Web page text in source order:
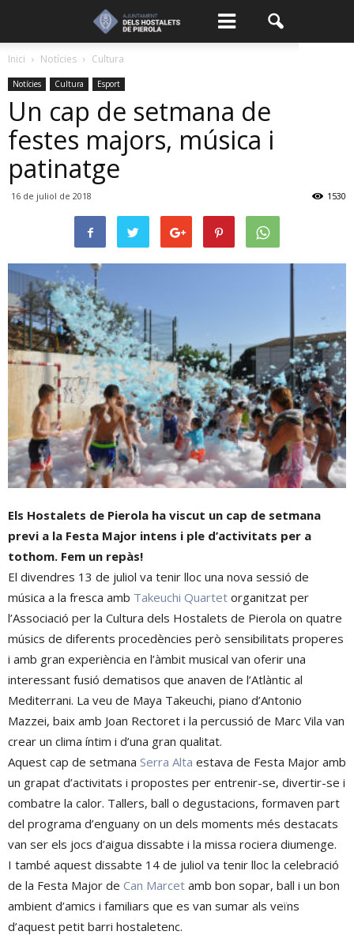
Inici Notícies Cultura
Notícies Cultura Esport
Un cap de setmana de
festes majors, música i
patinatge
16 de juliol de 2018 1530
Els Hostalets de Pierola ha viscut un cap de setmana
previ a la Festa Major intens i ple d’activitats per a
tothom. Fem un repàs!
El divendres 13 de juliol va tenir lloc una nova sessió de
música a la fresca amb Takeuchi Quartet organitzat per
l’Associació per la Cultura dels Hostalets de Pierola on quatre
músics de diferents procedències però sensibilitats properes
i amb gran experiència en l’àmbit musical van oferir una
interessant fusió dematisos que anaven de l’Atlàntic al
Mediterrani. La veu de Maya Takeuchi, piano d’Antonio
Mazzei, baix amb Joan Rectoret i la percussió de Marc Vila van
crear un clima íntim i d’una gran qualitat.
Aquest cap de setmana Serra Alta estava de Festa Major amb
un grapat d’activitats i propostes per entrenir-se, divertir-se i
combatre la calor. Tallers, ball o degustacions, formaven part
del programa d’enguany on un dels moments més destacats
van ser els jocs d’aigua dissabte i la missa rociera diumenge.
I també aquest dissabte 14 de juliol va tenir lloc la celebració
de la Festa Major de Can Marcet amb bon sopar, ball i un bon
ambient d’amics i familiars que es van sumar als veïns
d’aquest petit barri hostaletenc.